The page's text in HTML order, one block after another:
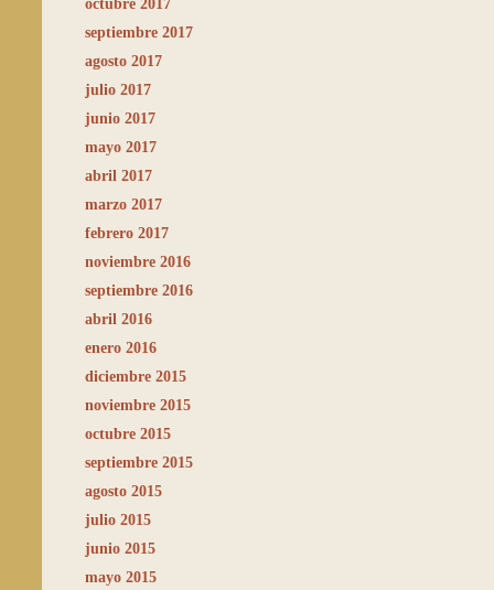
octubre 2017
septiembre 2017
agosto 2017
julio 2017
junio 2017
mayo 2017
abril 2017
marzo 2017
febrero 2017
noviembre 2016
septiembre 2016
abril 2016
enero 2016
diciembre 2015
noviembre 2015
octubre 2015
septiembre 2015
agosto 2015
julio 2015
junio 2015
mayo 2015